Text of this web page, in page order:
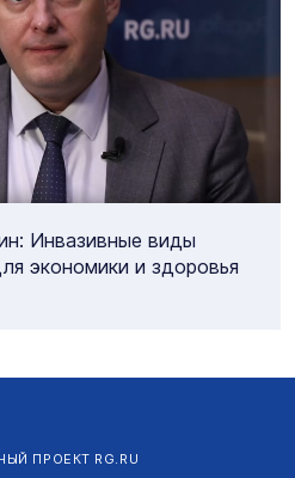
Инвазивные виды
экономики и здоровья
ПРОЕКТ RG.RU